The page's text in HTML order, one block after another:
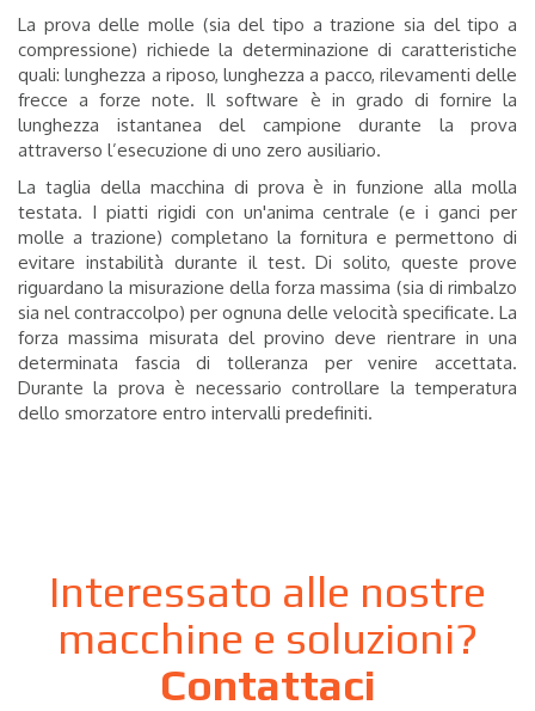
La prova delle molle (sia del tipo a trazione sia del tipo a
compressione) richiede la determinazione di caratteristiche
quali: lunghezza a riposo, lunghezza a pacco, rilevamenti delle
frecce a forze note. Il software è in grado di fornire la
lunghezza istantanea del campione durante la prova
attraverso l’esecuzione di uno zero ausiliario.
La taglia della macchina di prova è in funzione alla molla
testata. I piatti rigidi con un'anima centrale (e i ganci per
molle a trazione) completano la fornitura e permettono di
evitare instabilità durante il test.Di solito, queste prove
riguardano la misurazione della forza massima (sia di rimbalzo
sia nel contraccolpo) per ognuna delle velocità specificate. La
forza massima misurata del provino deve rientrare in una
determinata fascia di tolleranza per venire accettata.
Durante la prova è necessario controllare la temperatura
dello smorzatore entro intervalli predefiniti.
Interessato alle nostre
macchine e soluzioni?
Contattaci